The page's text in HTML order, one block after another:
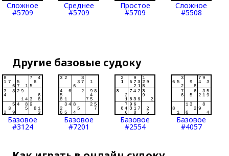
Сложное
#5709
Среднее
#5709
Простое
#5709
Сложное
#5508
Другие базовые судоку
Базовое
#3124
Базовое
#7201
Базовое
#2554
Базовое
#4057